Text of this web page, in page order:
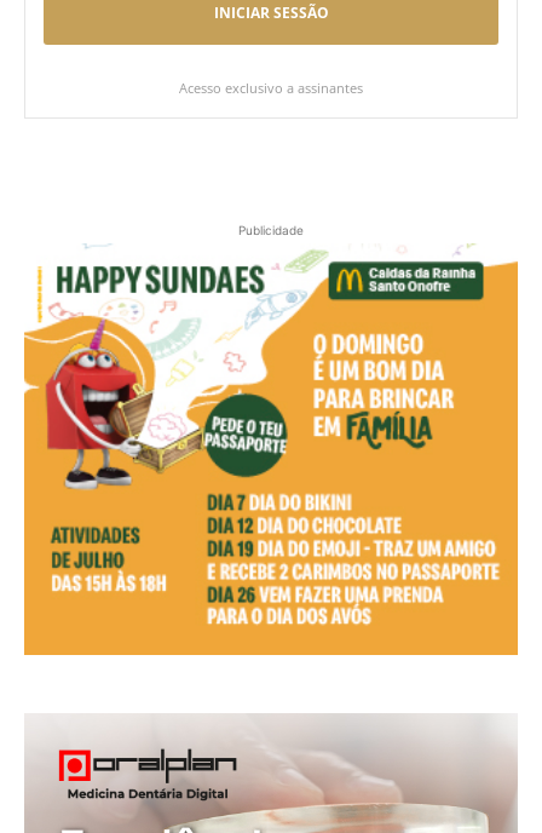
INICIAR SESSÃO
Acesso exclusivo a assinantes
Publicidade